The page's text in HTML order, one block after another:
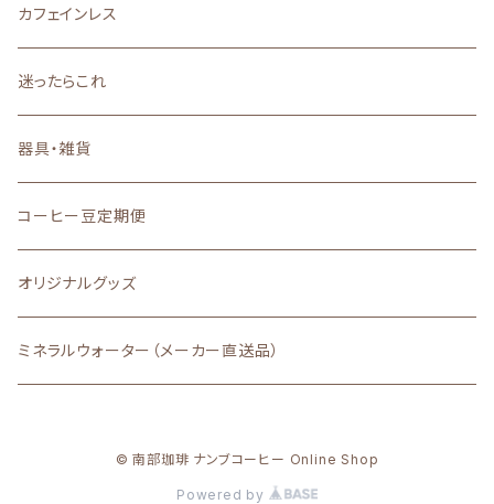
カフェインレス
迷ったらこれ
器具・雑貨
コーヒー豆定期便
オリジナルグッズ
ミネラルウォーター（メーカー直送品）
© 南部珈琲 ナンブコーヒー Online Shop
Powered by